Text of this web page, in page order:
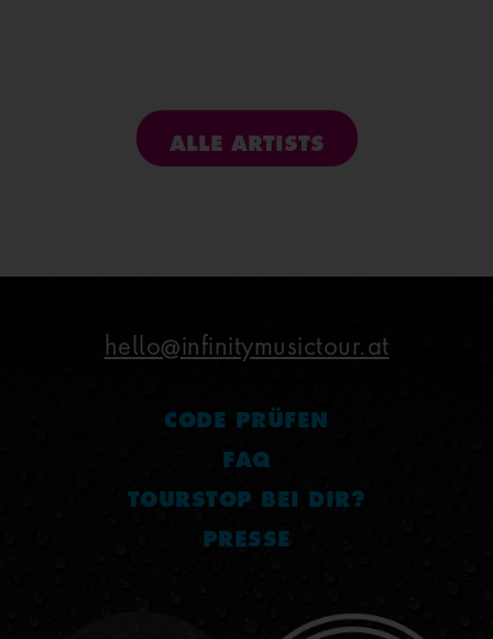
ALLE ARTISTS
hello@infinitymusictour.at
CODE PRÜFEN
FAQ
TOURSTOP BEI DIR?
PRESSE